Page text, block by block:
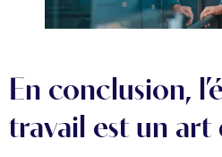
En conclusion,
travail est un art